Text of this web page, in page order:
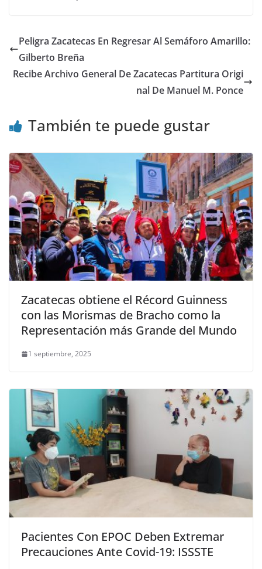
Peligra Zacatecas En Regresar Al Semáforo Amarillo:
Gilberto Breña
Recibe Archivo General De Zacatecas Partitura Origi
nal De Manuel M. Ponce
También te puede gustar
Zacatecas obtiene el Récord Guinness
con las Morismas de Bracho como la
Representación más Grande del Mundo
1 septiembre, 2025
Pacientes Con EPOC Deben Extremar
Precauciones Ante Covid-19: ISSSTE